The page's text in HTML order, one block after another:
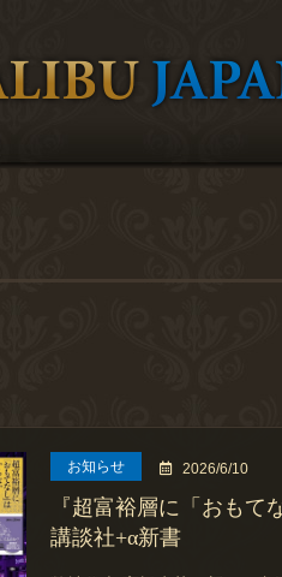
お知らせ 2026/6/10
『超富裕層に「おもて
講談社+α新書